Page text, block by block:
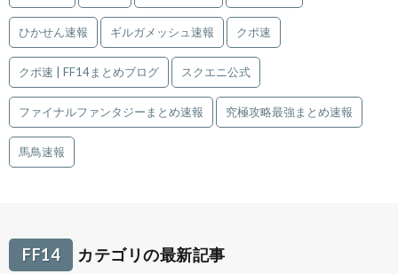
ひかせん速報 ギルガメッシュ速報 クポ速
クポ速 | FF14まとめブログ スクエニ公式
ファイナルファンタジーまとめ速報 究極攻略最強まとめ速報
馬鳥速報
FF14 カテゴリの最新記事